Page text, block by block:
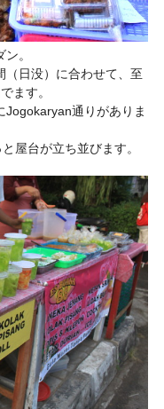
。
（日没）に合わせて、至
ます。
Jogokaryan通りがありま
屋台が立ち並びます。